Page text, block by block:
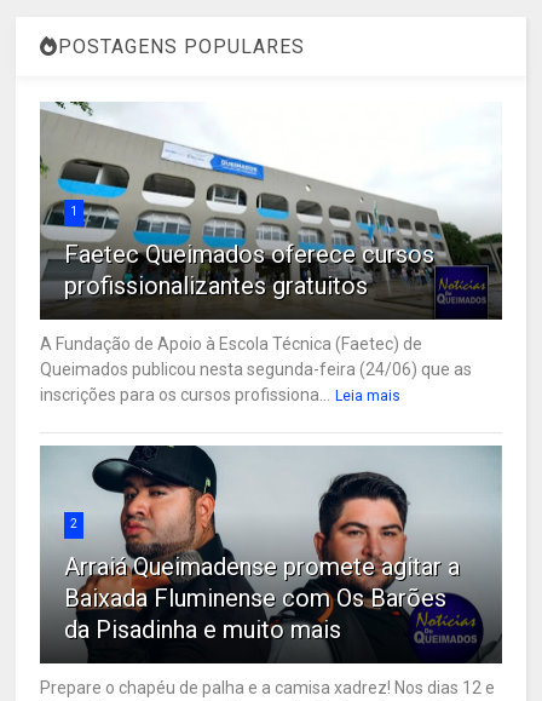
POSTAGENS POPULARES
1
Faetec Queimados oferece cursos
profissionalizantes gratuitos
A Fundação de Apoio à Escola Técnica (Faetec) de
Queimados publicou nesta segunda-feira (24/06) que as
inscrições para os cursos profissiona...
Leia mais
2
Arraiá Queimadense promete agitar a
Baixada Fluminense com Os Barões
da Pisadinha e muito mais
Prepare o chapéu de palha e a camisa xadrez! Nos dias 12 e